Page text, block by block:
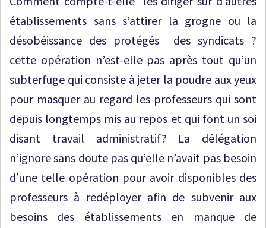
établissements sans s’attirer la grogne ou la
désobéissance des protégés des syndicats ?
cette opération n’est-elle pas après tout qu’un
subterfuge qui consiste à jeter la poudre aux yeux
pour masquer au regard les professeurs qui sont
depuis longtemps mis au repos et qui font un soi
disant travail administratif? La délégation
n’ignore sans doute pas qu’elle n’avait pas besoin
d’une telle opération pour avoir disponibles des
professeurs à redéployer afin de subvenir aux
besoins des établissements en manque de